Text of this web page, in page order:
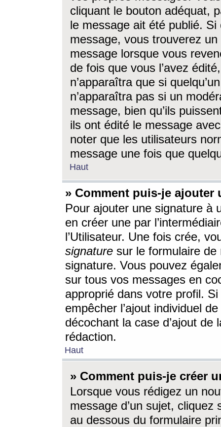
cliquant le bouton adéquat,
le message ait été publié. Si
message, vous trouverez
message lorsque vous
de fois que vous l’avez
n’apparaîtra que si
n’apparaîtra pas si un
message, bien qu’ils
ils ont édité le message
noter que les utilisateurs
message une fois que
Haut
» Comment puis-je ajouter
Pour ajouter une signature à
en créer une par
l’Utilisateur. Une fois crée,
signature sur le formulaire de
signature. Vous pouvez
sur tous vos messages en
approprié dans votre profil.
empêcher l’ajout individuel
décochant la case d’ajout
rédaction.
Haut
» Comment puis-je créer
Lorsque vous rédigez un
message d’un sujet, cliquez
au dessous du formulaire